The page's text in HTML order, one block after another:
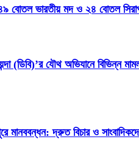
বোতল ভারতীয় মদ ও ২৪ বোতল সিরাপ
(ডিবি)’র যৌথ অভিযানে বিভিন্ন
মানববন্ধন: দ্রুত বিচার ও